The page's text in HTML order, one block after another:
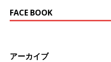
FACE BOOK
アーカイブ